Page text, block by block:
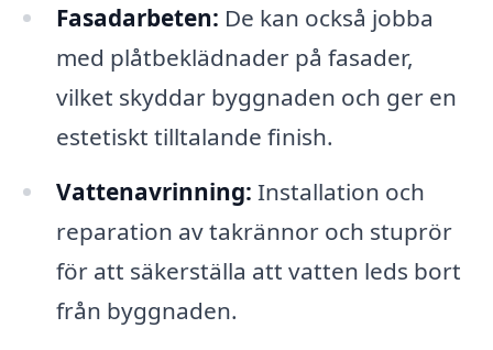
Fasadarbeten: De kan också jobba
med plåtbeklädnader på fasader,
vilket skyddar byggnaden och ger en
estetiskt tilltalande finish.
Vattenavrinning: Installation och
reparation av takrännor och stuprör
för att säkerställa att vatten leds bort
från byggnaden.